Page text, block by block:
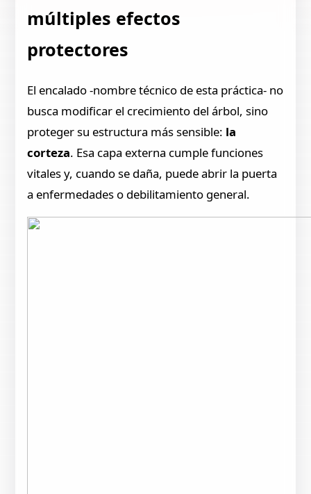
múltiples efectos
protectores
El encalado -nombre técnico de esta práctica- no
busca modificar el crecimiento del árbol, sino
proteger su estructura más sensible: la
corteza. Esa capa externa cumple funciones
vitales y, cuando se daña, puede abrir la puerta
a enfermedades o debilitamiento general.